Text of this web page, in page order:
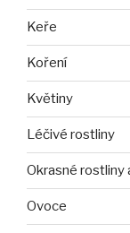
Keře
Koření
Květiny
Léčivé rostliny
Okrasné rostliny
Ovoce